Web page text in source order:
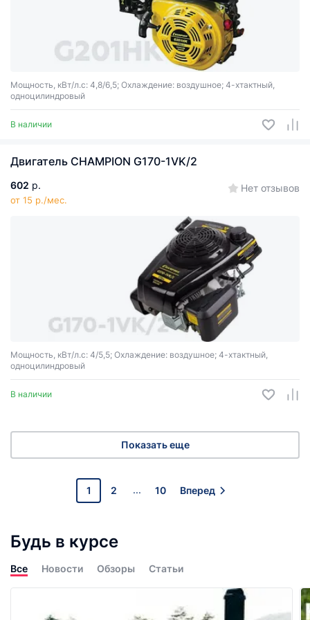
Мощность, кВт/л.с: 4,8/6,5; Охлаждение: воздушное; 4-хтактный,
одноцилиндровый
В наличии
Двигатель CHAMPION G170-1VK/2
602 р.
от 15 р./мес.
Нет отзывов
Мощность, кВт/л.с: 4/5,5; Охлаждение: воздушное; 4-хтактный,
одноцилиндровый
В наличии
Показать еще
1 2 ... 10 Вперед
Будь в курсе
Все Новости Обзоры Статьи